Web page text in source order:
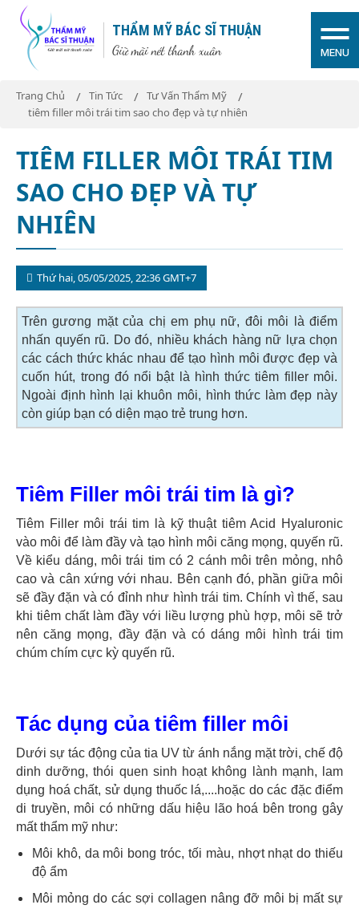
THẨM MỸ BÁC SĨ THUẬN
Giữ mãi nét thanh xuân MENU
Trang Chủ Tin Tức
Tư Vấn Thẩm Mỹ
tiêm filler môi trái tim sao cho đẹp và tự nhiên
TIÊM FILLER MÔI TRÁI TIM
SAO CHO ĐẸP VÀ TỰ
NHIÊN
Thứ hai, 05/05/2025, 22:36 GMT+7
Trên gương mặt của chị em phụ nữ, đôi môi là điểm
nhấn quyến rũ. Do đó, nhiều khách hàng nữ lựa chọn
các cách thức khác nhau để tạo hình môi được đẹp và
cuốn hút, trong đó nổi bật là hình thức tiêm filler môi.
Ngoài định hình lại khuôn môi, hình thức làm đẹp này
còn giúp bạn có diện mạo trẻ trung hơn.
Tiêm Filler môi trái tim là gì?
Tiêm Filler môi trái tim là kỹ thuật tiêm Acid Hyaluronic
vào môi để làm đầy và tạo hình môi căng mọng, quyến rũ.
Về kiểu dáng, môi trái tim có 2 cánh môi trên mỏng, nhô
cao và cân xứng với nhau. Bên cạnh đó, phần giữa môi
sẽ đầy đặn và có đỉnh như hình trái tim. Chính vì thế, sau
khi tiêm chất làm đầy với liều lượng phù hợp, môi sẽ trở
nên căng mọng, đầy đặn và có dáng môi hình trái tim
chúm chím cực kỳ quyến rũ.
Tác dụng của tiêm filler môi
Dưới sự tác động của tia UV từ ánh nắng mặt trời, chế độ
dinh dưỡng, thói quen sinh hoạt không lành mạnh, lam
dụng hoá chất, sử dụng thuốc lá,....hoặc do các đặc điểm
di truyền, môi có những dấu hiệu lão hoá bên trong gây
mất thẩm mỹ như:
Môi khô, da môi bong tróc, tối màu, nhợt nhạt do thiếu
độ ẩm
Môi mỏng do các sợi collagen nâng đỡ môi bị mất sự